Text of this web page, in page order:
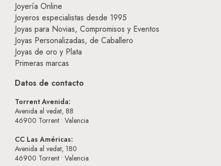
Joyería Online
Joyeros especialistas desde 1995
Joyas para Novias, Compromisos y Eventos
Joyas Personalizadas, de Caballero
Joyas de oro y Plata
Primeras marcas
Datos de contacto
Torrent Avenida:
Avenida al vedat, 88
46900 Torrent • Valencia
CC Las Américas:
Avenida al vedat, 180
46900 Torrent • Valencia